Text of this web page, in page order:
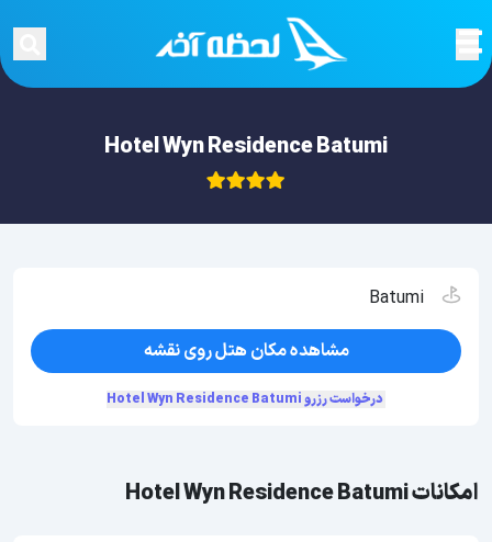
Hotel Wyn Residence Batumi
امکانات Hotel Wyn Residence Batumi
Batumi
مشاهده مکان هتل روی نقشه
درخواست رزرو Hotel Wyn Residence Batumi